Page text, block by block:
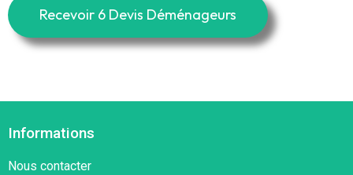
Recevoir 6 Devis Déménageurs
Informations
Nous contacter